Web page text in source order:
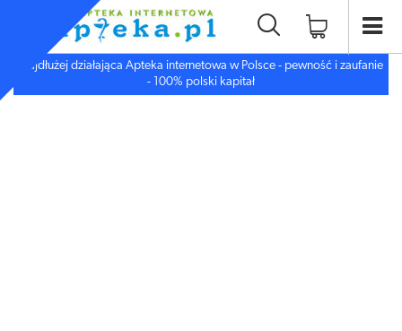
Najdłużej działająca Apteka internetowa w Polsce - pewność i zaufanie
- 100% polski kapitał